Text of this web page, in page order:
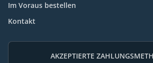
Im Voraus bestellen
Kontakt
AKZEPTIERTE